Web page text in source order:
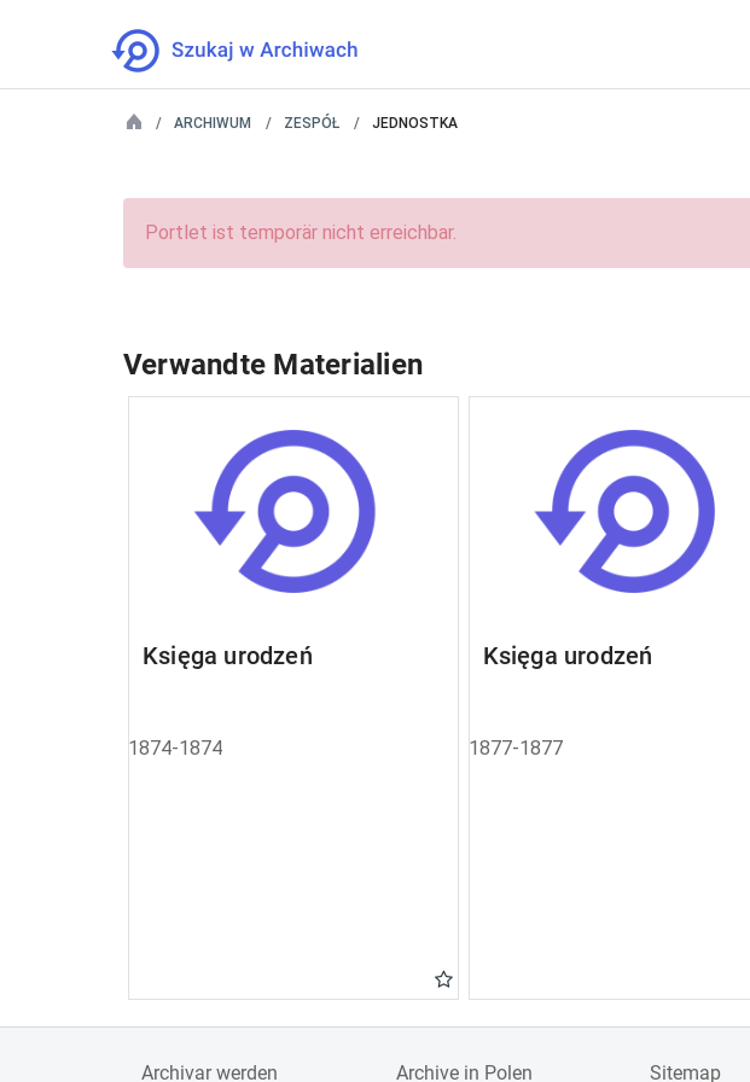
ARCHIWUM ZESPÓŁ JEDNOSTKA
Portlet ist temporär nicht erreichbar.
Verwandte Materialien
Księga urodzeń
1874-1874
Księga urodzeń
1877-1877
Archivar werden Archive in Polen Sitemap